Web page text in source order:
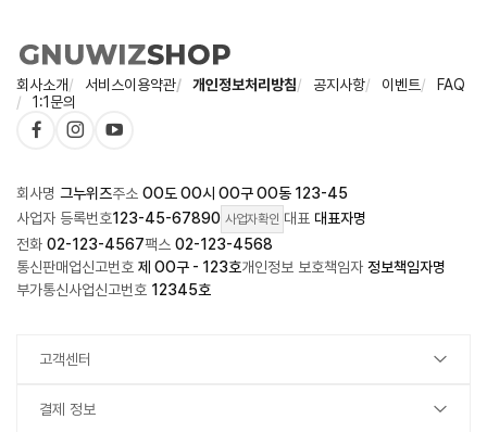
회사소개 서비스이용약관 개인정보처리방침 공지사항 이벤트
FAQ
1:1문의
회사명 그누위즈주소 OO도 OO시 OO구 OO동 123-45
사업자 등록번호123-45-67890 사업자확인 대표 대표자명
전화 02-123-4567팩스 02-123-4568
통신판매업신고번호 제 OO구 - 123호개인정보 보호책임자 정보책임자명
부가통신사업신고번호 12345호
고객센터
결제 정보